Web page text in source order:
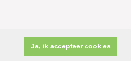
Ja, ik accepteer cookies